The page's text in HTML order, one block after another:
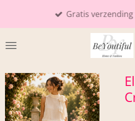
de
Gratis verzending